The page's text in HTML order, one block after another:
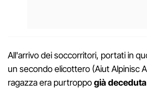
All'arrivo dei soccorritori, portati in
un secondo elicottero (Aiut Alpinisc
ragazza era purtroppogià